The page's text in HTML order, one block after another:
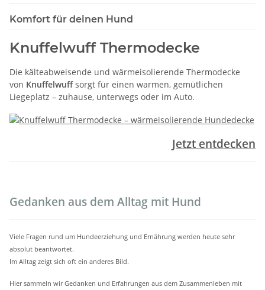
Komfort für deinen Hund
Knuffelwuff Thermodecke
Die kälteabweisende und wärmeisolierende Thermodecke
von Knuffelwuffsorgt für einen warmen, gemütlichen
Liegeplatz – zuhause, unterwegs oder im Auto.
Jetzt entdecken
Gedanken aus dem Alltag mit Hund
Viele Fragen rund um Hundeerziehung und Ernährung werden heute sehr
absolut beantwortet.
Im Alltag zeigt sich oft ein anderes Bild.
Hier sammeln wir Gedanken und Erfahrungen aus dem Zusammenleben mit